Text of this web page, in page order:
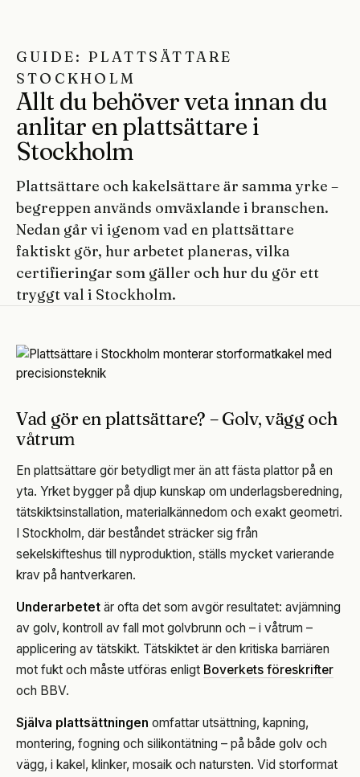
GUIDE: PLATTSÄTTARE
STOCKHOLM
Allt du behöver veta innan du
anlitar en plattsättare i
Stockholm
Plattsättare och kakelsättare är samma yrke –
begreppen används omväxlande i branschen.
Nedan går vi igenom vad en plattsättare
faktiskt gör, hur arbetet planeras, vilka
certifieringar som gäller och hur du gör ett
tryggt val i Stockholm.
Vad gör en plattsättare? – Golv, vägg och
våtrum
En plattsättare gör betydligt mer än att fästa plattor på en
yta. Yrket bygger på djup kunskap om underlagsberedning,
tätskiktsinstallation, materialkännedom och exakt geometri.
I Stockholm, där beståndet sträcker sig från
sekelskifteshus till nyproduktion, ställs mycket varierande
krav på hantverkaren.
Underarbetet är ofta det som avgör resultatet: avjämning
av golv, kontroll av fall mot golvbrunn och – i våtrum –
applicering av tätskikt. Tätskiktet är den kritiska barriären
mot fukt och måste utföras enligt Boverkets föreskrifter
och BBV.
Själva plattsättningen omfattar utsättning, kapning,
montering, fogning och silikontätning – på både golv och
vägg, i kakel, klinker, mosaik och natursten. Vid storformat